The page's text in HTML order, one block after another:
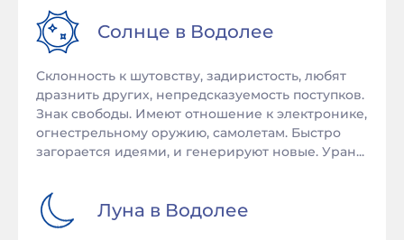
Солнце в Водолее
Склонность к шутовству, задиристость, любят
дразнить других, непредсказуемость поступков.
Знак свободы. Имеют отношение к электронике,
огнестрельному оружию, самолетам. Быстро
загорается идеями, и генерируют новые. Уран...
Луна в Водолее